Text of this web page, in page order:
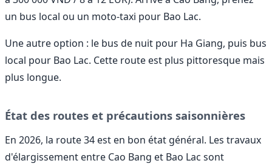
un bus local ou un moto-taxi pour Bao Lac.
Une autre option : le bus de nuit pour Ha Giang, puis bus
local pour Bao Lac. Cette route est plus pittoresque mais
plus longue.
État des routes et précautions saisonnières
En 2026, la route 34 est en bon état général. Les travaux
d'élargissement entre Cao Bang et Bao Lac sont